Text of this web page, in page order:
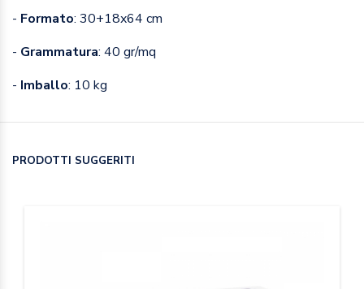
- Formato: 30+18x64 cm
- Grammatura: 40 gr/mq
- Imballo: 10 kg
PRODOTTI SUGGERITI